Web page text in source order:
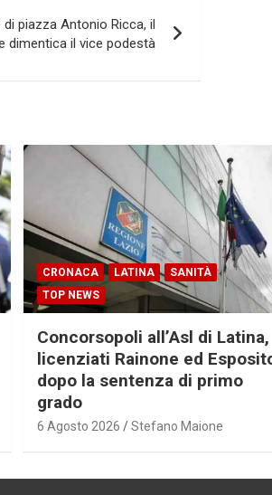
piazza Antonio Ricca, il
dimentica il vice podestà
CRONACA LATINA
SANITÀ
TOP NEWS
Concorsopoli all’Asl di Latina,
licenziati Rainone ed
dopo la sentenza di primo
grado
6 Agosto 2026 Stefano Maione